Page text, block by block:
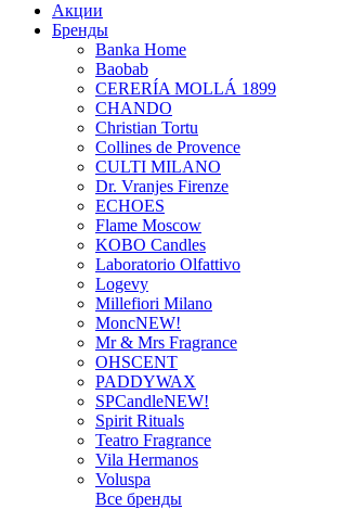
Акции
Бренды
Banka Home
Baobab
CERERÍA MOLLÁ 1899
CHANDO
Christian Tortu
Collines de Provence
CULTI MILANO
Dr. Vranjes Firenze
ECHOES
Flame Moscow
KOBO Candles
Laboratorio Olfattivo
Logevy
Millefiori Milano
MoncNEW!
Mr & Mrs Fragrance
OHSCENT
PADDYWAX
SPCandleNEW!
Spirit Rituals
Teatro Fragrance
Vila Hermanos
Voluspa
Все бренды